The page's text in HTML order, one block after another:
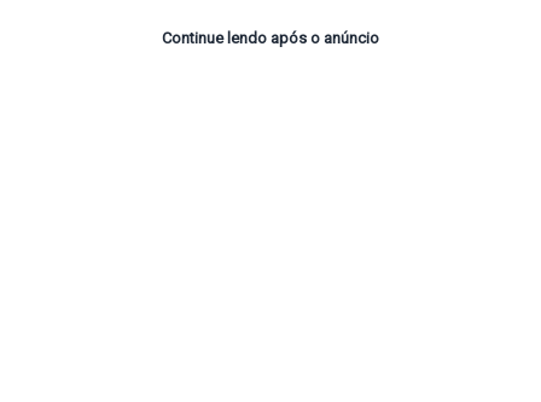
Continue lendo após o anúncio